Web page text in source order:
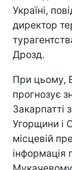
Україні,
директор
Дрозд.
При цьому,
прогнозує
Закарпатті
Угорщини і
місцевій
інформація